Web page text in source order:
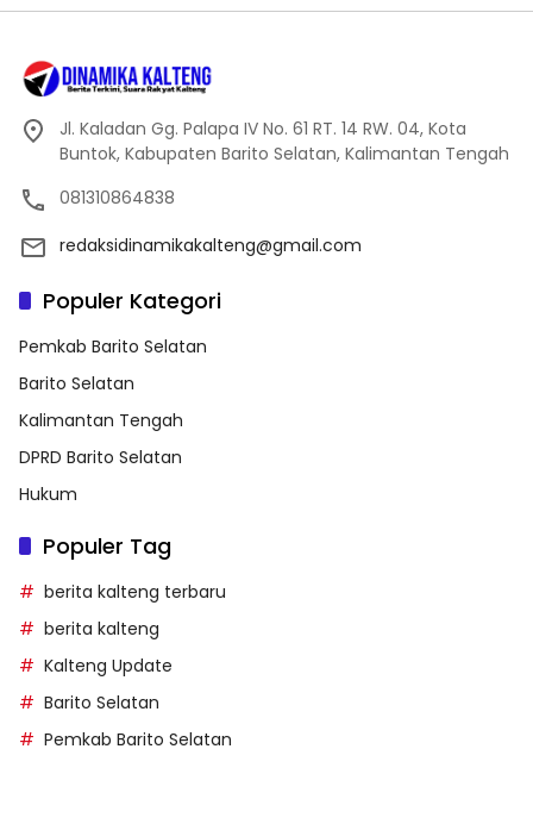
Jl. Kaladan Gg. Palapa IV No. 61 RT. 14 RW. 04, Kota
Buntok, Kabupaten Barito Selatan, Kalimantan Tengah
081310864838
redaksidinamikakalteng@gmail.com
Populer Kategori
Pemkab Barito Selatan
Barito Selatan
Kalimantan Tengah
DPRD Barito Selatan
Hukum
Populer Tag
berita kalteng terbaru
berita kalteng
Kalteng Update
Barito Selatan
Pemkab Barito Selatan